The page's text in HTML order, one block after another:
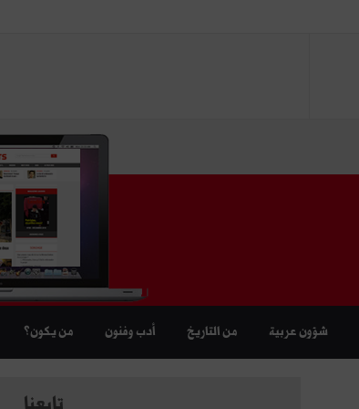
شؤون عربية من التاريخ أدب وفنون من يكون؟